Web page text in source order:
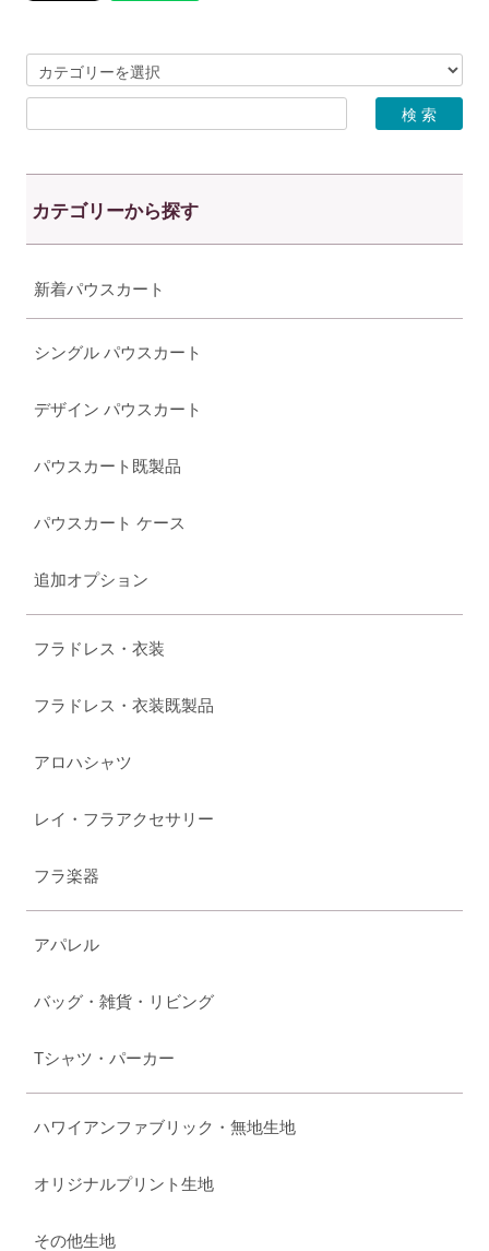
カテゴリーから探す
新着パウスカート
シングル パウスカート
デザイン パウスカート
パウスカート既製品
パウスカート ケース
追加オプション
フラドレス・衣装
フラドレス・衣装既製品
アロハシャツ
レイ・フラアクセサリー
フラ楽器
アパレル
バッグ・雑貨・リビング
Tシャツ・パーカー
ハワイアンファブリック・無地生地
オリジナルプリント生地
その他生地